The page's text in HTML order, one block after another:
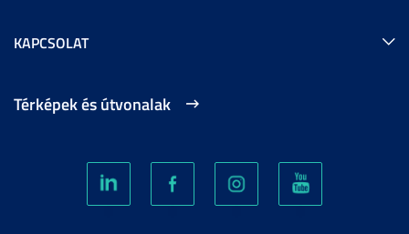
KAPCSOLAT
Térképek és útvonalak